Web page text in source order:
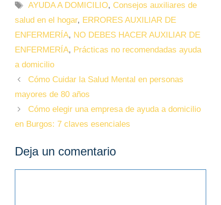
AYUDA A DOMICILIO, Consejos auxiliares de
salud en el hogar, ERRORES AUXILIAR DE
ENFERMERÍA, NO DEBES HACER AUXILIAR DE
ENFERMERÍA, Prácticas no recomendadas ayuda
a domicilio
Cómo Cuidar la Salud Mental en personas
mayores de 80 años
Cómo elegir una empresa de ayuda a domicilio
en Burgos: 7 claves esenciales
Deja un comentario